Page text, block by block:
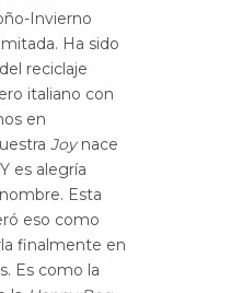
Invierno
Ha sido
reciclaje
italiano con
en
Joynace
es alegría
Esta
eso como
finalmente en
Es como la